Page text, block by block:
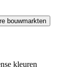
bouwmarkten
kleuren